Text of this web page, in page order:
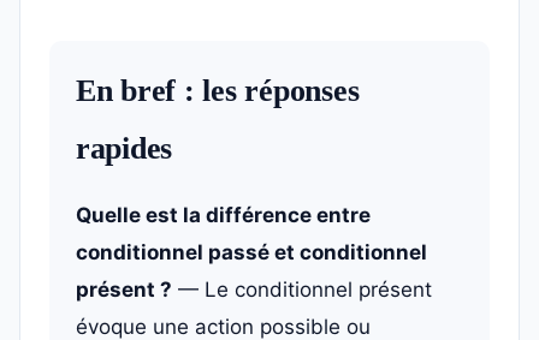
En bref : les réponses
rapides
Quelle est la différence entre
conditionnel passé et conditionnel
présent ? — Le conditionnel présent
évoque une action possible ou